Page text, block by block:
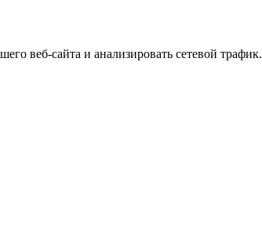
веб-сайта и анализировать сетевой трафик.